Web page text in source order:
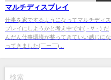
マルチディスプレイ
仕事を家でするようになってマルチディス
プレイにしようかと考え中です(・∀・) だ
んだん仕事環境が整ってきていい感じにな
ってきました(￣ー￣)...